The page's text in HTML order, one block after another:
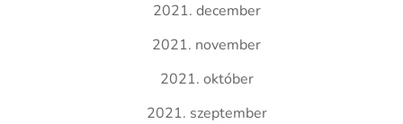
2021. december
2021. november
2021. október
2021. szeptember